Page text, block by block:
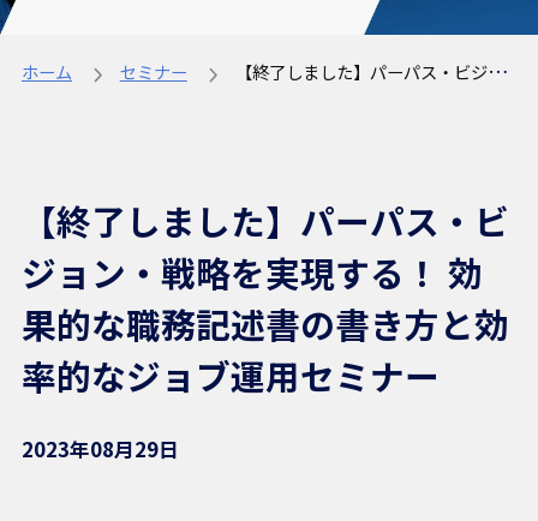
ホーム セミナー 【終了しました】パーパス・ビジョン・戦略を実現する！ 効果的な職務記述書の書き方と効率的なジョブ運用セミナー
【終了しました】パーパス・ビ
ジョン・戦略を実現する！ 効
果的な職務記述書の書き方と効
率的なジョブ運用セミナー
2023年08月29日